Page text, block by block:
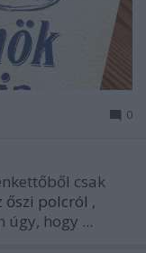
0
csak
őszi polcról ,
hogy ...